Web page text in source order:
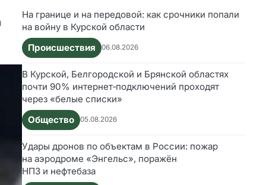
На границе и на передовой: как срочники попали
на войну в Курской области
Происшествия
06.08.2026
В Курской, Белгородской и Брянской областях
почти 90% интернет‑подключений проходят
через «белые списки»
Общество
05.08.2026
Удары дронов по объектам в России: пожар
на аэродроме «Энгельс», поражён
НПЗ и нефтебаза